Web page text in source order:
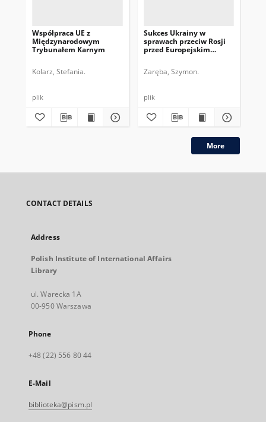
Współpraca UE z
Międzynarodowym
Trybunałem Karnym
Kolarz, Stefania.
plik
Sukces Ukrainy w
sprawach przeciw Rosji
przed Europejskim
Zaręba, Szymon.
plik
More
CONTACT DETAILS
Address
Polish Institute of International Affairs
Library
ul. Warecka 1A
00-950 Warszawa
Phone
+48 (22) 556 80 44
E-Mail
biblioteka@pism.pl